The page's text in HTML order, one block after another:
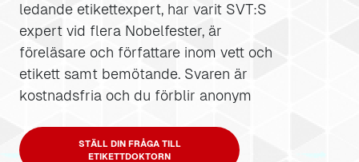
ledande etikettexpert, har varit SVT:S
expert vid flera Nobelfester, är
föreläsare och författare inom vett och
etikett samt bemötande. Svaren är
kostnadsfria och du förblir anonym
STÄLL DIN FRÅGA TILL
ETIKETTDOKTORN